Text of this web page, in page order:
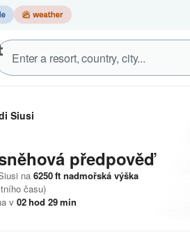
Siusi
předpověď
na 6250ft nadmořská výška
času)
v 02hod 29min